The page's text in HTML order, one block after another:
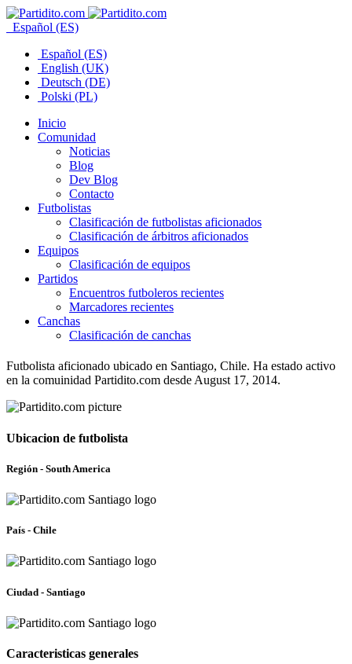
Español (ES)
Español (ES)
English (UK)
Deutsch (DE)
Polski (PL)
Inicio
Comunidad
Noticias
Blog
Dev Blog
Contacto
Futbolistas
Clasificación de futbolistas aficionados
Clasificación de árbitros aficionados
Equipos
Clasificación de equipos
Partidos
Encuentros futboleros recientes
Marcadores recientes
Canchas
Clasificación de canchas
Futbolista aficionado ubicado en Santiago, Chile. Ha estado activo
en la comuinidad Partidito.com desde August 17, 2014.
Ubicacion de futbolista
Región - South America
País - Chile
Ciudad - Santiago
Caracteristicas generales